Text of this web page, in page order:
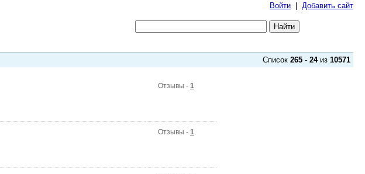
Войти Добавить сайт
Список 265 - 24из 10571
Отзывы - 1
Отзывы - 1